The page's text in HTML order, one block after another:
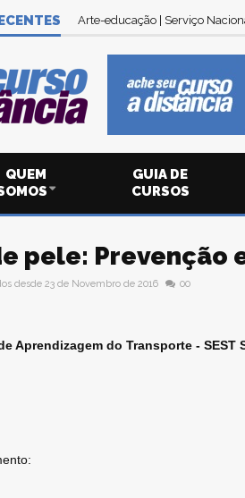
Arte-educação | Serviço
QUEM
GUIA DE
CURSOS
pele: Prevenção
desde 23 de Novembro de 2016 00
Aprendizagem do Transporte - SEST